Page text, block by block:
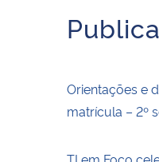
Orientações e
matrícula – 2º
TI em Foco